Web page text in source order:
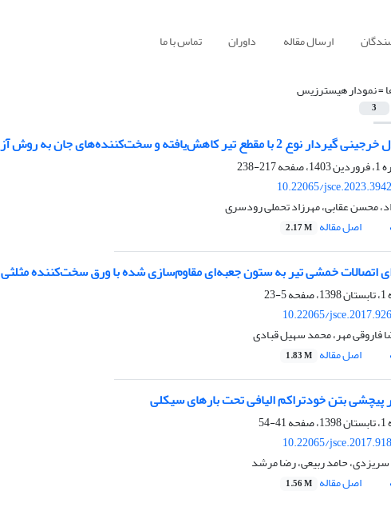
ارسال مقاله داوران تماس با ما
=نمودار هیسترزیس
3
مقطع تیر کاهش‌یافته و سخت‌کننده‌های جان به روش آزمایشگاهی
217-238
10.22065/
محسن عقابی، مهرزاد تحملی رودسری
اصل مقاله 2.17 M
اتصالات خمشی تیر به ستون جعبه‌ای مقاوم‌سازی شده با ورق سخت‌کننده مثلثی
5-23
10.22065/
فاروقی مهر، محمد سهیل قبادی
اصل مقاله 1.83 M
پیچشی بتن خودتراکم الیافی تحت بارهای سیکلی
41-54
10.22065/
حامد ربیعی، رضا مرشد
اصل مقاله 1.56 M